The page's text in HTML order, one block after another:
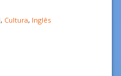
, Cultura, Inglês